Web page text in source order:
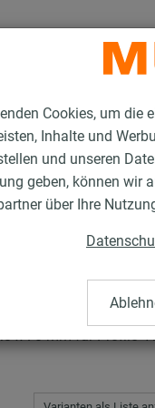
Cookies, um die
Inhalte und
und unseren
geben, können wir
über Ihre
Schnellbefestiger Typ S+
x 70 mm für Profile